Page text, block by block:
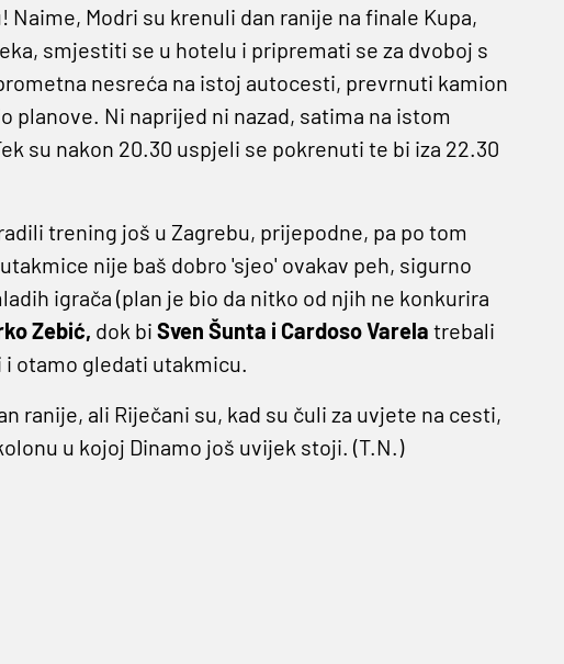
Modri su krenuli dan ranije na finale Kupa,
smjestiti se u hotelu i pripremati se za dvoboj s
nesreća na istoj autocesti, prevrnuti kamion
Ni naprijed ni nazad, satima na istom
su nakon 20.30 uspjeli se pokrenuti te bi iza 22.30
trening još u Zagrebu, prijepodne, pa po tom
nije baš dobro 'sjeo' ovakav peh, sigurno
igrača (plan je bio da nitko od njih ne konkurira
Zebić, dok bi Sven Šunta i Cardoso Varela trebali
otamo gledati utakmicu.
ranije, ali Riječani su, kad su čuli za uvjete na cesti,
u kojoj Dinamo još uvijek stoji. (T.N.)